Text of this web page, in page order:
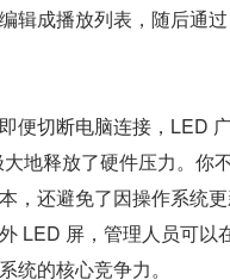
辑成播放列表，随后通
便切断电脑连接，LED
地释放了硬件压力。你
，还避免了因操作系统
LED 屏，管理人员可
统的核心竞争力。